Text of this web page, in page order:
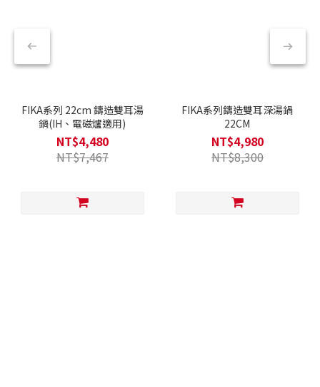
FIKA系列 22cm 鑄造雙耳湯
鍋(IH、電磁爐適用)
NT$4,480
NT$7,467
FIKA系列鑄造雙耳深湯鍋
22CM
NT$4,980
NT$8,300